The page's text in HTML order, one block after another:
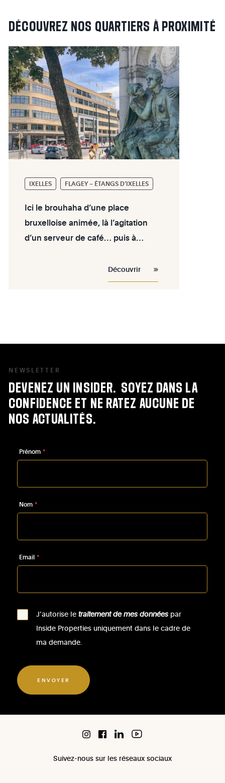
DÉCOUVREZ NOS QUARTIERS À PROXIMITÉ
IXELLES FLAGEY – ÉTANGS D’IXELLES
Ici le brouhaha d’une place
bruxelloise animée, là l’agitation
d’un serveur de café… puis à
des étangs, le bruit des oiseaux, les
rires des étudiants. Vous êtes à
Bruxelles.
Découvrir
DEVENEZ UN INSIDER. SOYEZ DANS
LA
CONFIDENCE ET NE RATEZ AUCUNE DE
NOS ACTUALITÉS.
NEWSLETTER
Prénom *
Nom *
Email *
J’autorise letraitement de mes données par
Inside Properties uniquement dans le cadre de
ma demande.
ENVOYER
Suivez-nous sur les réseaux sociaux